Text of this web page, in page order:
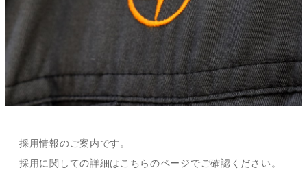
採用情報のご案内です。
採用に関しての詳細はこちらのページでご確認ください。